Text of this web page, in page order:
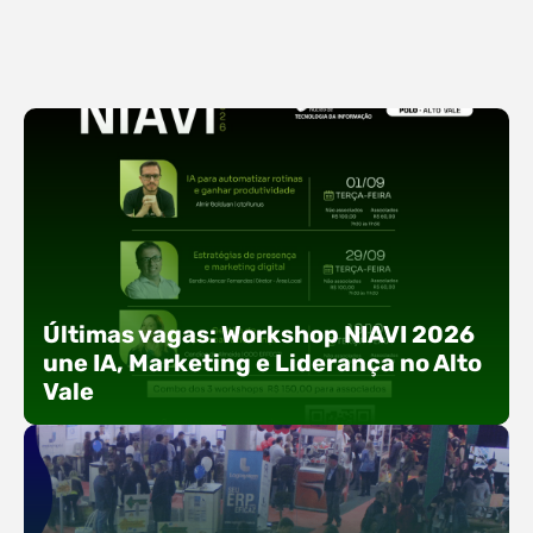
Últimas vagas: Workshop NIAVI 2026
une IA, Marketing e Liderança no Alto
Vale